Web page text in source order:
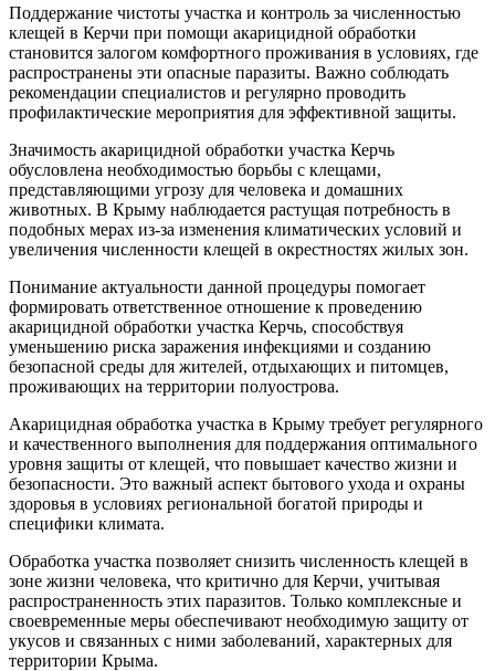
Поддержание чистоты участка и контроль за численностью
клещей в Керчи при помощи акарицидной обработки
становится залогом комфортного проживания в условиях, где
распространены эти опасные паразиты. Важно соблюдать
рекомендации специалистов и регулярно проводить
профилактические мероприятия для эффективной защиты.
Значимость акарицидной обработки участка Керчь
обусловлена необходимостью борьбы с клещами,
представляющими угрозу для человека и домашних
животных. В Крыму наблюдается растущая потребность в
подобных мерах из-за изменения климатических условий и
увеличения численности клещей в окрестностях жилых зон.
Понимание актуальности данной процедуры помогает
формировать ответственное отношение к проведению
акарицидной обработки участка Керчь, способствуя
уменьшению риска заражения инфекциями и созданию
безопасной среды для жителей, отдыхающих и питомцев,
проживающих на территории полуострова.
Акарицидная обработка участка в Крыму требует регулярного
и качественного выполнения для поддержания оптимального
уровня защиты от клещей, что повышает качество жизни и
безопасности. Это важный аспект бытового ухода и охраны
здоровья в условиях региональной богатой природы и
специфики климата.
Обработка участка позволяет снизить численность клещей в
зоне жизни человека, что критично для Керчи, учитывая
распространенность этих паразитов. Только комплексные и
своевременные меры обеспечивают необходимую защиту от
укусов и связанных с ними заболеваний, характерных для
территории Крыма.